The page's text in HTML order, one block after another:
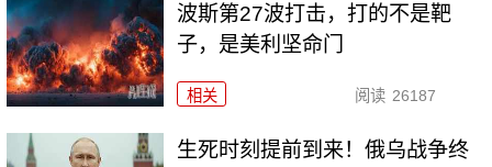
波斯第27波打击，打的不是靶
子，是美利坚命门
相关 阅读 26187
生死时刻提前到来！俄乌战争终